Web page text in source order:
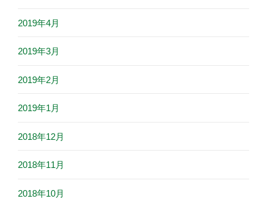
2019年4月
2019年3月
2019年2月
2019年1月
2018年12月
2018年11月
2018年10月